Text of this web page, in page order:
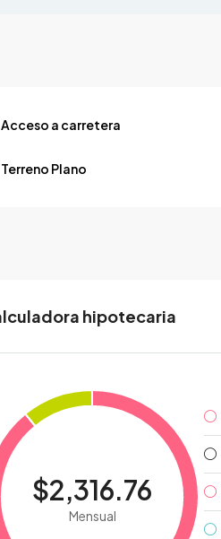
Acceso a carretera
Terreno Plano
hipotecaria
$2,316.76
Mensual